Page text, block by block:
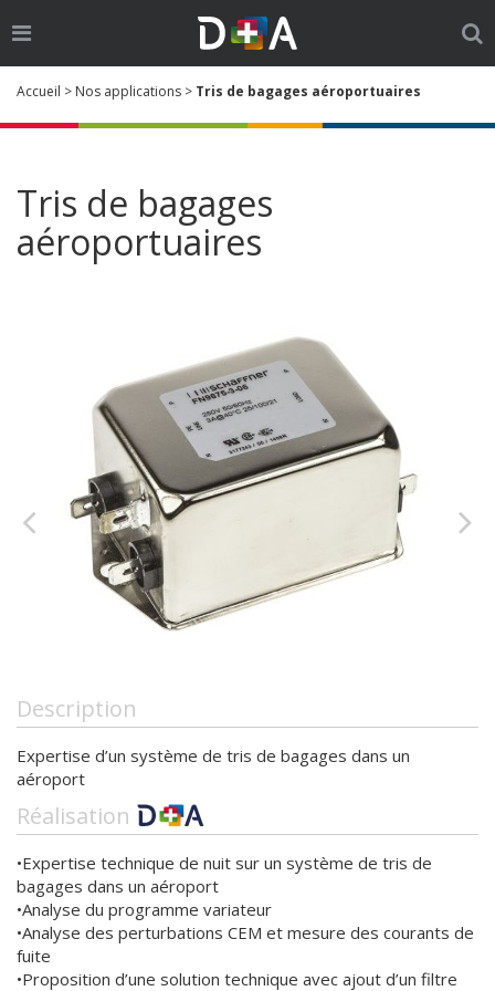
Ouvrir
le
menu
la
Go
Accueil > Nos applications > Tris de bagages aéroportuaires
Tris de bagages
aéroportuaires
Description
Expertise d’un système de tris de bagages dans un
aéroport
Réalisation
•Expertise technique de nuit sur un système de tris de
bagages dans un aéroport
•Analyse du programme variateur
•Analyse des perturbations CEM et mesure des courants de
fuite
•Proposition d’une solution technique avec ajout d’un filtre